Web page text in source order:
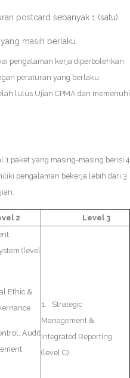
postcard sebanyak 1 (satu)
masih berlaku
pengalaman kerja diperbolehkan
peraturan yang berlaku,
lulus Ujian CPMA dan memenuhi
1 paket yang masing-masing berisi 4
pengalaman bekerja lebih dari 3
2 Level 3
(level
Ethic &
Audit
1. Strategic
Management &
Integrated Reporting
(level C)